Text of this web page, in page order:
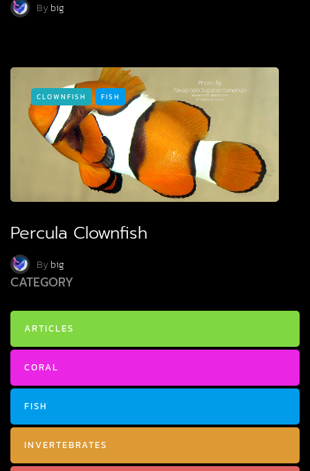
Bybig
CLOWNFISH FISH
Percula Clownfish
Bybig
CATEGORY
ARTICLES
CORAL
FISH
INVERTEBRATES